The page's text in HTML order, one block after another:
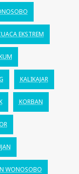
EKSTREM
KALIKAJAR
KORBAN
WONOSOBO